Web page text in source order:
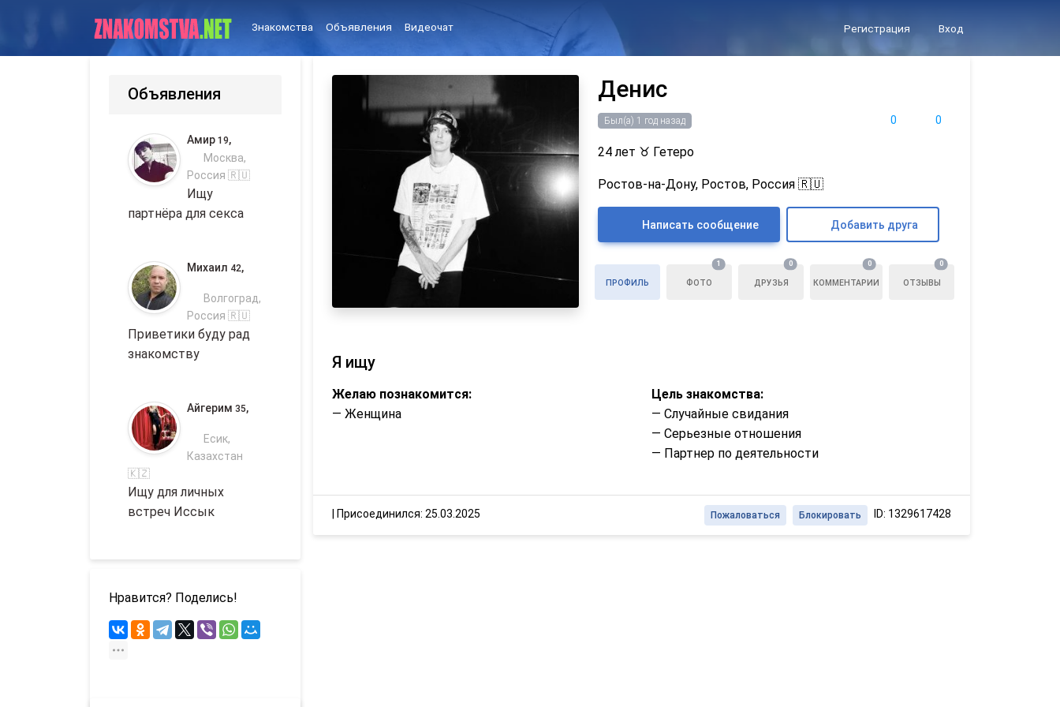
Знакомства Объявления Видеочат Регистрация Вход
Денис
0 0
Был(а) 1 год назад
24 лет ♉ Гетеро
Ростов-на-Дону, Ростов, Россия 🇷🇺
Написать сообщение Добавить друга
ПРОФИЛЬ ФОТО
1
ДРУЗЬЯ
0
КОММЕНТАРИИ
0
ОТЗЫВЫ
0
Я ищу
Желаю познакомится:
— Женщина
Цель знакомства:
— Случайные свидания
— Серьезные отношения
— Партнер по деятельности
Присоединился: 25.03.2025 ID: 1329617428
Блокировать
Пожаловаться
Объявления
Амир 19,
Москва,
Россия 🇷🇺
Ищу
партнёра для секса
Михаил 42,
Волгоград,
Россия 🇷🇺
Приветики буду рад
знакомству
Айгерим 35,
Есик,
Казахстан
🇰🇿
Ищу для личных
встреч Иссык
Нравится? Поделись!